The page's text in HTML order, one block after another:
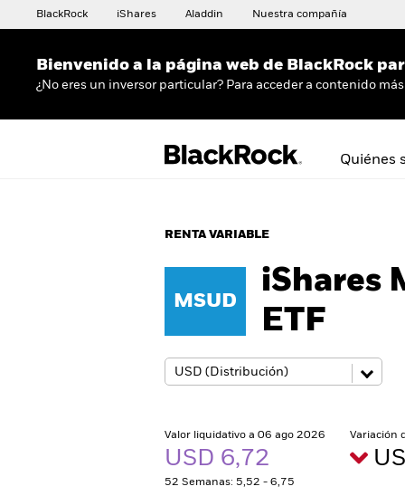
BlackRock iShares Aladdin Nuestra compañía
Bienvenido a la página web de BlackRock
¿No eres un inversor particular? Para acceder a contenido
Quiénes
RENTA VARIABLE
MSUD
iShares
ETF
Valor liquidativo a 06 ago 2026
USD 6,72
52 Semanas: 5,52 - 6,75
Variación